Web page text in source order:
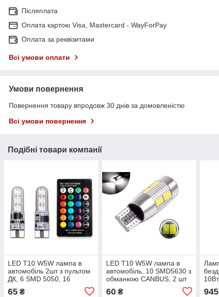
Післяплата
Оплата картою Visa, Mastercard - WayForPay
Оплата за реквізитами
Всі умови оплати
Умови повернення
Повернення товару впродовж 30 днів за домовленістю
Всі умови повернення
Подібні товари компанії
LED T10 W5W лампа в
автомобіль 2шт з пультом
ДК, 6 SMD 5050, 16
65 ₴
LED T10 W5W лампа в
автомобіль, 10 SMD5630 з
обманкою CANBUS, 2 шт
60₴ 945